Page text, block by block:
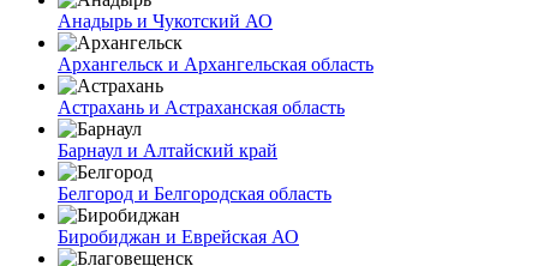
Анадырь и Чукотский АО
Архангельск и Архангельская область
Астрахань и Астраханская область
Барнаул и Алтайский край
Белгород и Белгородская область
Биробиджан и Еврейская АО